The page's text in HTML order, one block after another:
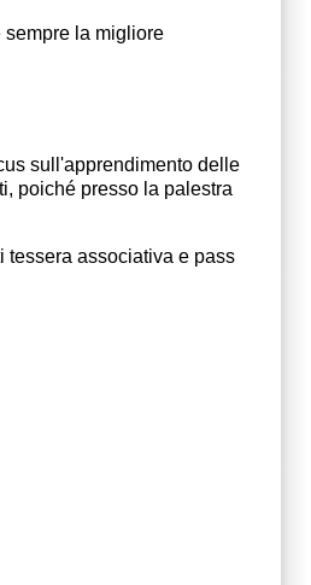
sempre la migliore
sull'apprendimento delle
poiché presso la palestra
tessera associativa e pass